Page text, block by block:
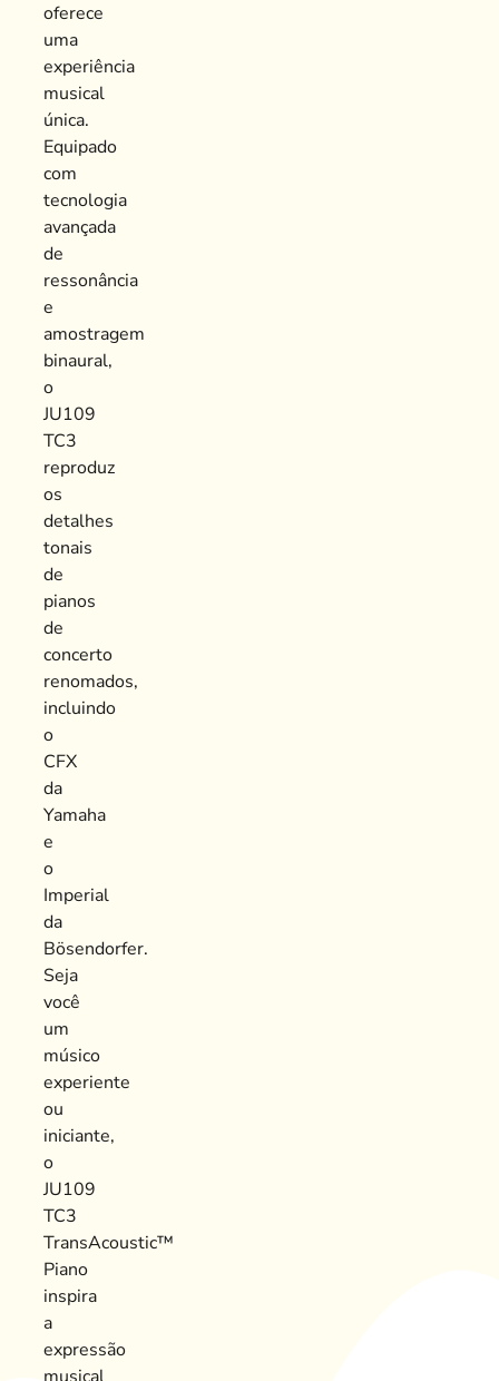
oferece
uma
experiência
musical
única.
Equipado
com
tecnologia
avançada
de
ressonância
e
amostragem
binaural,
o
JU109
TC3
reproduz
os
detalhes
tonais
de
pianos
de
concerto
renomados,
incluindo
o
CFX
da
Yamaha
e
o
Imperial
da
Bösendorfer.
Seja
você
um
músico
experiente
ou
iniciante,
o
JU109
TC3
TransAcoustic™
Piano
inspira
a
expressão